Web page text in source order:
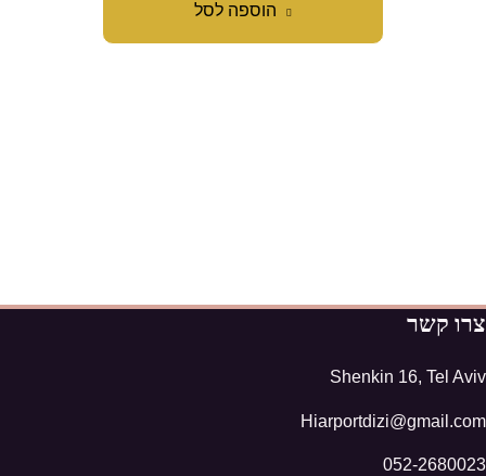
הוספה לסל
צרו קשר
Shenkin 16, Tel Aviv
Hiarportdizi@gmail.com
052-2680023